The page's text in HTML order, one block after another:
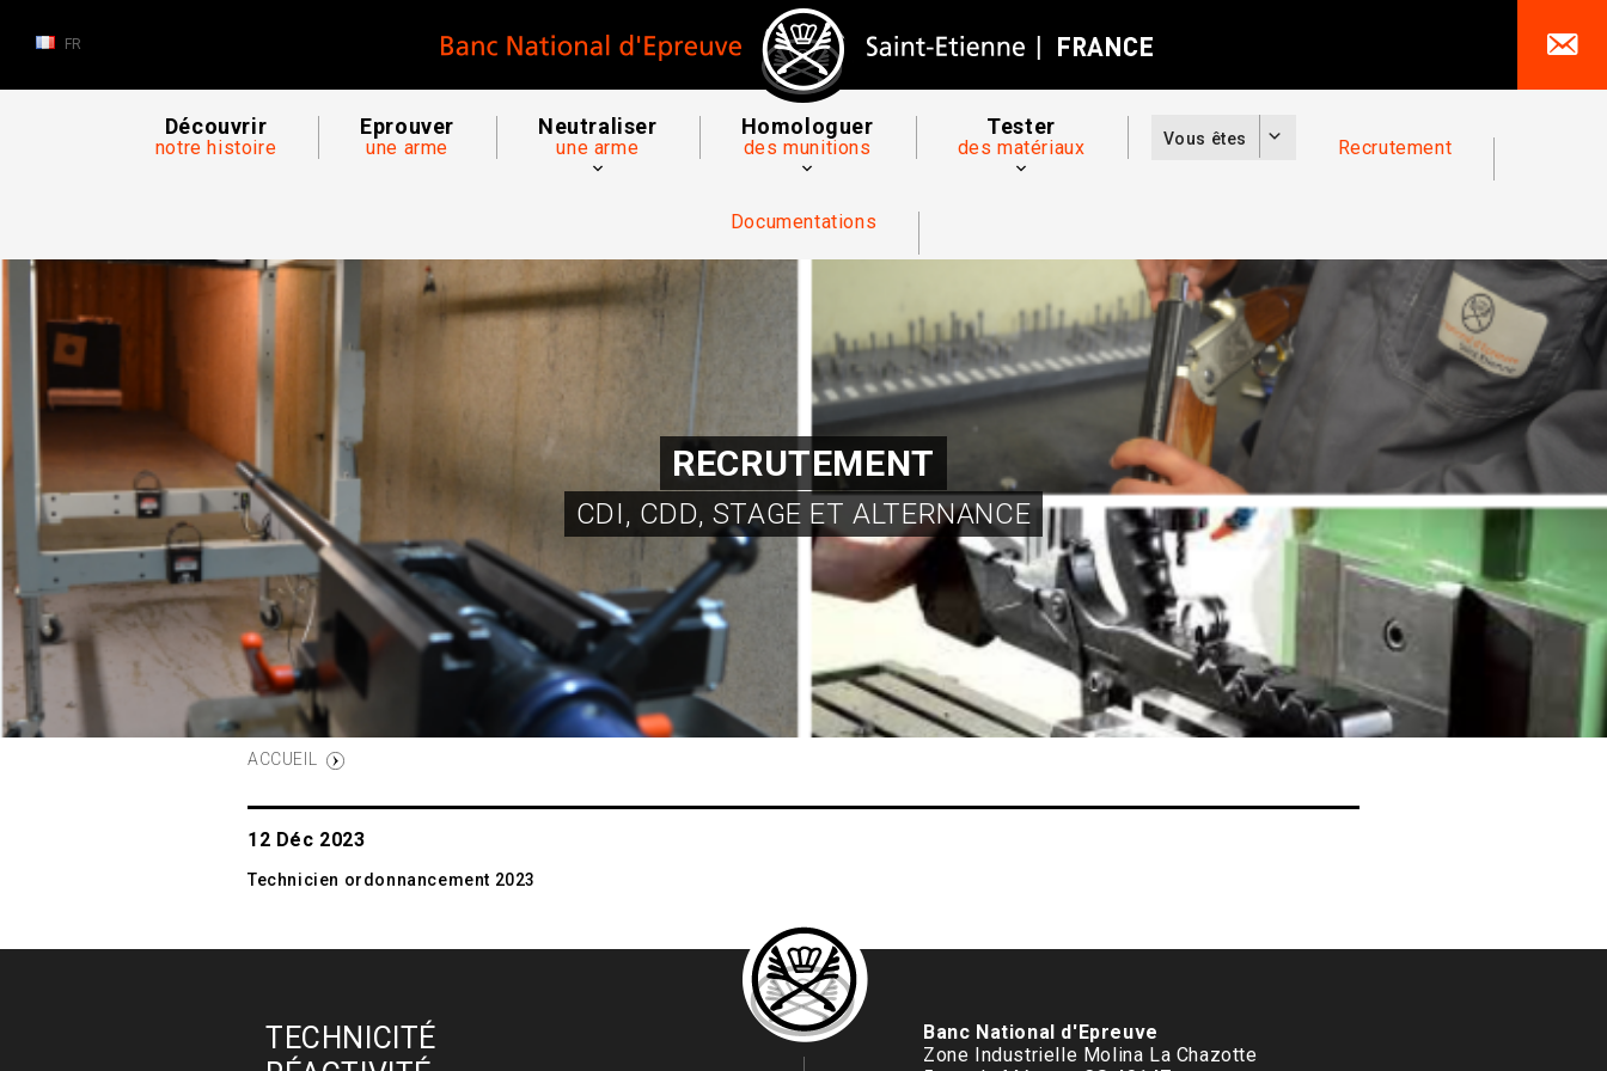
Découvrir
notre histoire
Eprouver
une arme
Neutraliser
une arme
Homologuer
des munitions
Tester
des matériaux Vous êtes Recrutement
Documentations
FR
RECRUTEMENT
CDI, CDD, STAGE ET ALTERNANCE
12 Déc 2023
Technicien ordonnancement 2023
TECHNICITÉ
Banc National d'Epreuve
Zone Industrielle Molina La Chazotte